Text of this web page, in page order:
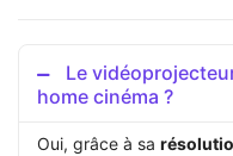
Le
home cinéma ?
Oui, grâce à sa